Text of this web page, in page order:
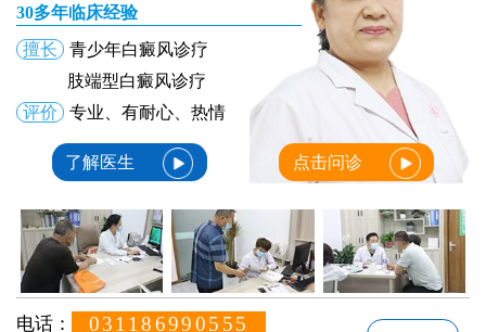
30多年临床经验
擅长
青少年白癜风诊疗
肢端型白癜风诊疗
评价
专业、有耐心、热情
了解医生 点击问诊
电话： 031186990555